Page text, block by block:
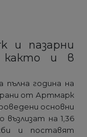
и пазарни
както и в
пълна година на
от Артмарк
основни
възлизат на 1,36
и поставят